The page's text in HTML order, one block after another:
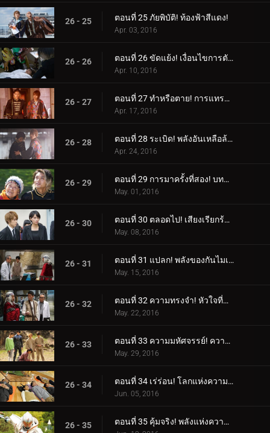
26 - 25 ตอนที่ 25 ภัยพิบัติ! ท้องฟ้าสีแดง!
Apr. 03, 2016
26 - 26 ตอนที่ 26 ขัดแย้ง! เงื่อนไขการตัดสินใจ!
Apr. 10, 2016
26 - 27 ตอนที่ 27 ทำหรือตาย! การแทรกซึมอย่างเด็ดเดี่ยว!
Apr. 17, 2016
26 - 28 ตอนที่ 28 ระเบิด! พลังอันเหลือล้น!
Apr. 24, 2016
26 - 29 ตอนที่ 29 การมาครั้งที่สอง! บททดสอบราชาแห่งการหลบหนี!
May. 01, 2016
26 - 30 ตอนที่ 30 ตลอดไป! เสียงเรียกร้องของหัวใจ!
May. 08, 2016
26 - 31 ตอนที่ 31 แปลก! พลังของกันไมเซอร์!
May. 15, 2016
26 - 32 ตอนที่ 32 ความทรงจำ! หัวใจที่ซ่อนอยู่!
May. 22, 2016
26 - 33 ตอนที่ 33 ความมหัศจรรย์! ความรู้สึกไม่จำกัด!
May. 29, 2016
26 - 34 ตอนที่ 34 เร่ร่อน! โลกแห่งความฝัน!
Jun. 05, 2016
26 - 35 ตอนที่ 35 คุ้มจริง! พลังแห่งความสนุก!